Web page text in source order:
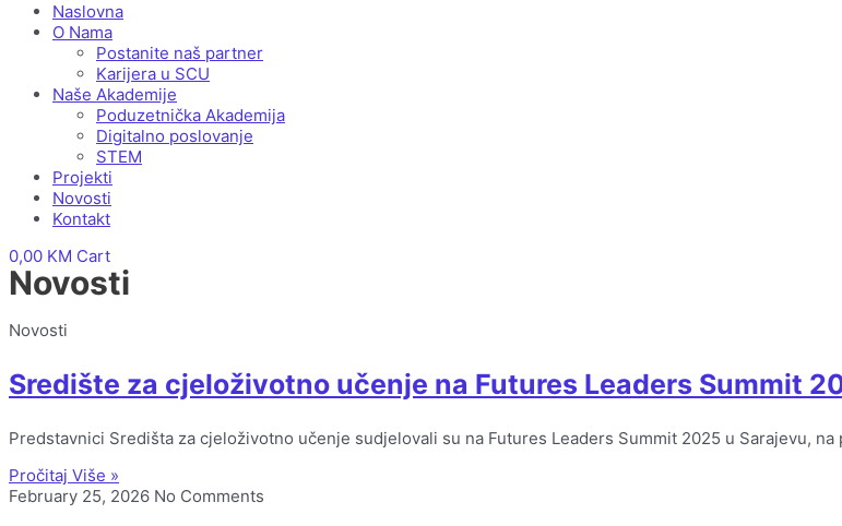
Naslovna
O Nama
Postanite naš partner
Karijera u SCU
Naše Akademije
Poduzetnička Akademija
Digitalno poslovanje
STEM
Projekti
Novosti
Kontakt
0,00 KM Cart
Novosti
Novosti
Središte za cjeloživotno učenje na Futures Leaders Summit
Predstavnici Središta za cjeloživotno učenje sudjelovali su na Futures Leaders Summit 2025 u Sarajevu,
Pročitaj Više »
February 25, 2026 No Comments